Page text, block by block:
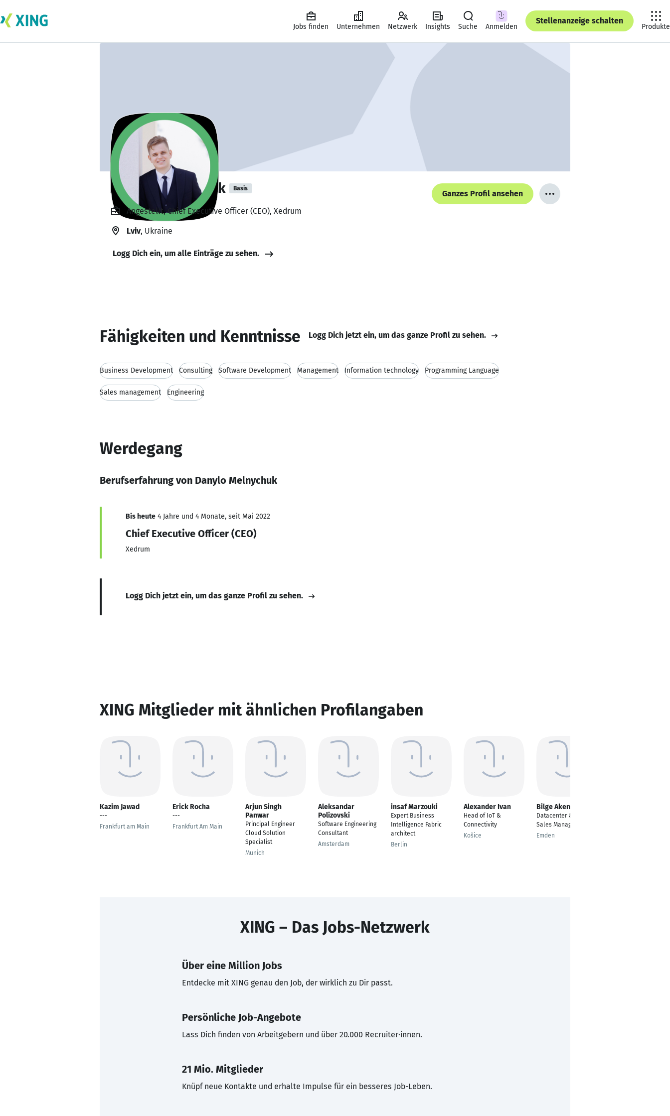
Jobs finden Unternehmen Netzwerk Insights Suche Anmelden
Stellenanzeige schalten
Produkte
Danylo Melnychuk Basis
Ganzes Profil ansehen
Angestellt, Chief Executive Officer (CEO), Xedrum
Lviv, Ukraine
Logg Dich ein, um alle Einträge zu sehen.
Fähigkeiten und Kenntnisse Logg Dich jetzt ein, um das ganze Profil zu sehen.
Business Development Consulting Software Development Management Information technology Programming Language
Sales management Engineering
Werdegang
Berufserfahrung von Danylo Melnychuk
Bis heute 4 Jahre und 4 Monate, seit Mai 2022
Chief Executive Officer (CEO)
Xedrum
Logg Dich jetzt ein, um das ganze Profil zu sehen.
XING Mitglieder mit ähnlichen Profilangaben
Kazim Jawad
---
Frankfurt am Main
Erick Rocha
---
Frankfurt Am Main
Arjun Singh
Panwar
Principal Engineer
Cloud Solution
Specialist
Munich
Aleksandar
Polizovski
Software Engineering
Consultant
Amsterdam
insaf Marzouki
Expert Business
Intelligence Fabric
architect
Berlin
Alexander Ivan
Head of IoT &
Connectivity
Košice
Bilge Akengin
Datacenter & SaaS
Sales Manager
Emden
XING – Das Jobs-Netzwerk
Über eine Million Jobs
Entdecke mit XING genau den Job, der wirklich zu Dir passt.
Persönliche Job-Angebote
Lass Dich finden von Arbeitgebern und über 20.000 Recruiter·innen.
21 Mio. Mitglieder
Knüpf neue Kontakte und erhalte Impulse für ein besseres Job-Leben.